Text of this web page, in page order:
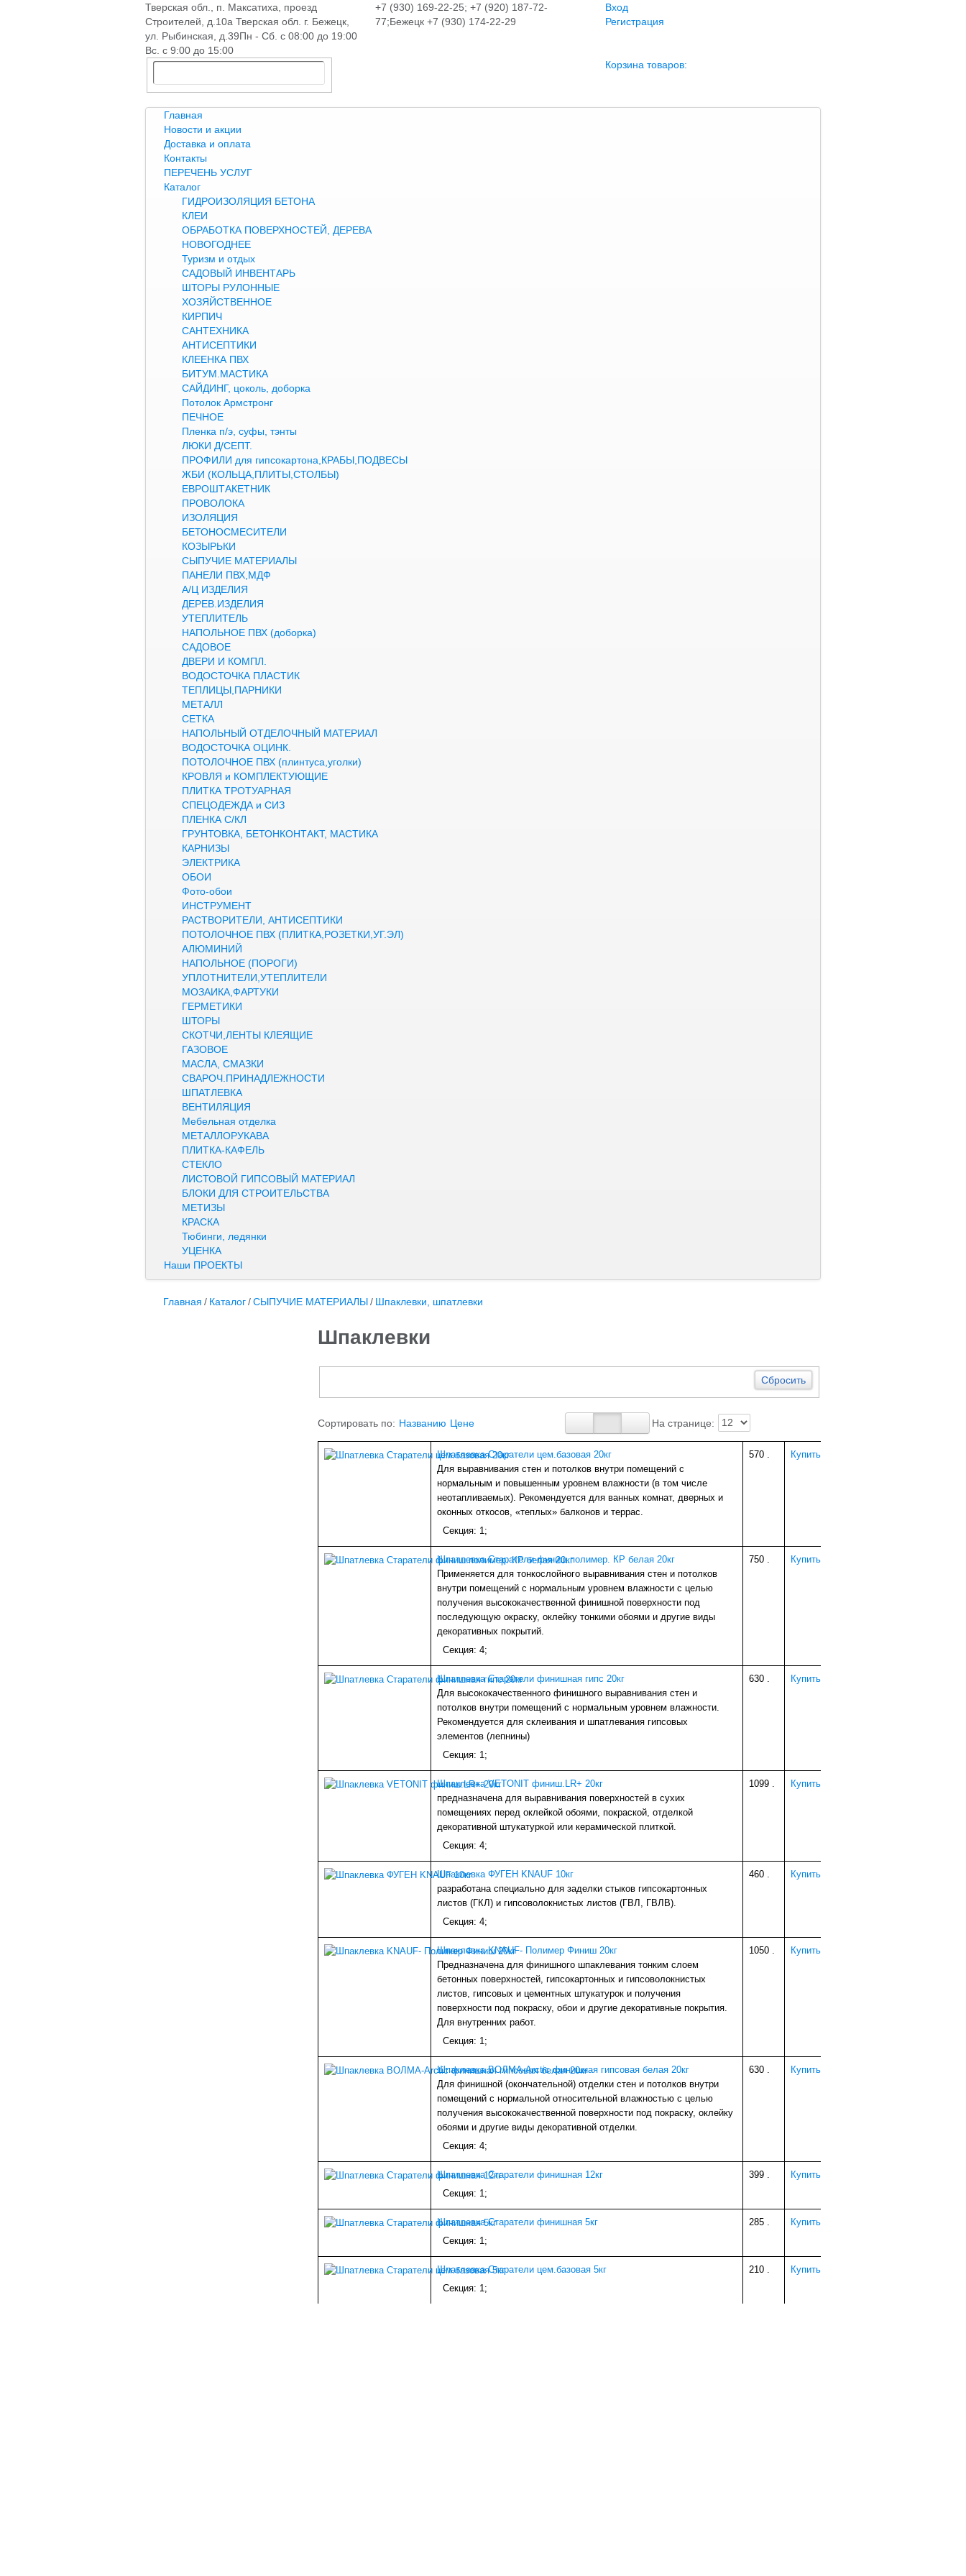
Тверская обл., п. Максатиха, проезд
Строителей, д.10а Тверская обл. г. Бежецк,
ул. Рыбинская, д.39Пн - Сб. с 08:00 до 19:00
Вс. с 9:00 до 15:00
+7 (930) 169-22-25; +7 (920) 187-72-
77;Бежецк +7 (930) 174-22-29
Вход
Регистрация
Корзина товаров:
Главная
Новости и акции
Доставка и оплата
Контакты
ПЕРЕЧЕНЬ УСЛУГ
Каталог
ГИДРОИЗОЛЯЦИЯ БЕТОНА
КЛЕИ
ОБРАБОТКА ПОВЕРХНОСТЕЙ, ДЕРЕВА
НОВОГОДНЕЕ
Туризм и отдых
САДОВЫЙ ИНВЕНТАРЬ
ШТОРЫ РУЛОННЫЕ
ХОЗЯЙСТВЕННОЕ
КИРПИЧ
САНТЕХНИКА
АНТИСЕПТИКИ
КЛЕЕНКА ПВХ
БИТУМ.МАСТИКА
САЙДИНГ, цоколь, доборка
Потолок Армстронг
ПЕЧНОЕ
Пленка п/э, суфы, тэнты
ЛЮКИ Д/СЕПТ.
ПРОФИЛИ для гипсокартона,КРАБЫ,ПОДВЕСЫ
ЖБИ (КОЛЬЦА,ПЛИТЫ,СТОЛБЫ)
ЕВРОШТАКЕТНИК
ПРОВОЛОКА
ИЗОЛЯЦИЯ
БЕТОНОСМЕСИТЕЛИ
КОЗЫРЬКИ
СЫПУЧИЕ МАТЕРИАЛЫ
ПАНЕЛИ ПВХ,МДФ
А/Ц ИЗДЕЛИЯ
ДЕРЕВ.ИЗДЕЛИЯ
УТЕПЛИТЕЛЬ
НАПОЛЬНОЕ ПВХ (доборка)
САДОВОЕ
ДВЕРИ И КОМПЛ.
ВОДОСТОЧКА ПЛАСТИК
ТЕПЛИЦЫ,ПАРНИКИ
МЕТАЛЛ
СЕТКА
НАПОЛЬНЫЙ ОТДЕЛОЧНЫЙ МАТЕРИАЛ
ВОДОСТОЧКА ОЦИНК.
ПОТОЛОЧНОЕ ПВХ (плинтуса,уголки)
КРОВЛЯ и КОМПЛЕКТУЮЩИЕ
ПЛИТКА ТРОТУАРНАЯ
СПЕЦОДЕЖДА и СИЗ
ПЛЕНКА С/КЛ
ГРУНТОВКА, БЕТОНКОНТАКТ, МАСТИКА
КАРНИЗЫ
ЭЛЕКТРИКА
ОБОИ
Фото-обои
ИНСТРУМЕНТ
РАСТВОРИТЕЛИ, АНТИСЕПТИКИ
ПОТОЛОЧНОЕ ПВХ (ПЛИТКА,РОЗЕТКИ,УГ.ЭЛ)
АЛЮМИНИЙ
НАПОЛЬНОЕ (ПОРОГИ)
УПЛОТНИТЕЛИ,УТЕПЛИТЕЛИ
МОЗАИКА,ФАРТУКИ
ГЕРМЕТИКИ
ШТОРЫ
СКОТЧИ,ЛЕНТЫ КЛЕЯЩИЕ
ГАЗОВОЕ
МАСЛА, СМАЗКИ
СВАРОЧ.ПРИНАДЛЕЖНОСТИ
ШПАТЛЕВКА
ВЕНТИЛЯЦИЯ
Мебельная отделка
МЕТАЛЛОРУКАВА
ПЛИТКА-КАФЕЛЬ
СТЕКЛО
ЛИСТОВОЙ ГИПСОВЫЙ МАТЕРИАЛ
БЛОКИ ДЛЯ СТРОИТЕЛЬСТВА
МЕТИЗЫ
КРАСКА
Тюбинги, ледянки
УЦЕНКА
Наши ПРОЕКТЫ
Главная / Каталог/СЫПУЧИЕ МАТЕРИАЛЫ/ Шпаклевки, шпатлевки
Шпаклевки
Сбросить
Сортировать по: Названию Цене На странице:
Шпатлевка Старатели цем.базовая 20кг
Для выравнивания стен и потолков внутри помещений с
нормальным и повышенным уровнем влажности (в том числе
неотапливаемых). Рекомендуется для ванных комнат, дверных и
оконных откосов, «теплых» балконов и террас.
Секция: 1;
570 . Купить
Шпатлевка Старатели финиш.полимер. КР белая 20кг
Применяется для тонкослойного выравнивания стен и потолков
внутри помещений с нормальным уровнем влажности с целью
получения высококачественной финишной поверхности под
последующую окраску, оклейку тонкими обоями и другие виды
декоративных покрытий.
Секция: 4;
750 . Купить
Шпатлевка Старатели финишная гипс 20кг
Для высококачественного финишного выравнивания стен и
потолков внутри помещений с нормальным уровнем влажности.
Рекомендуется для склеивания и шпатлевания гипсовых
элементов (лепнины)
Секция: 1;
630 . Купить
Шпаклевка VETONIT финиш.LR+ 20кг
предназначена для выравнивания поверхностей в сухих
помещениях перед оклейкой обоями, покраской, отделкой
декоративной штукатуркой или керамической плиткой.
Секция: 4;
1099 . Купить
Шпаклевка ФУГЕН KNAUF 10кг
разработана специально для заделки стыков гипсокартонных
листов (ГКЛ) и гипсоволокнистых листов (ГВЛ, ГВЛВ).
Секция: 4;
460 . Купить
Шпаклевка KNAUF- Полимер Финиш 20кг
Предназначена для финишного шпаклевания тонким слоем
бетонных поверхностей, гипсокартонных и гипсоволокнистых
листов, гипсовых и цементных штукатурок и получения
поверхности под покраску, обои и другие декоративные покрытия.
Для внутренних работ.
Секция: 1;
1050 . Купить
Шпаклевка ВОЛМА-Arctic финишная гипсовая белая 20кг
Для финишной (окончательной) отделки стен и потолков внутри
помещений с нормальной относительной влажностью с целью
получения высококачественной поверхности под покраску, оклейку
обоями и другие виды декоративной отделки.
Секция: 4;
630 . Купить
Шпатлевка Старатели финишная 12кг
Секция: 1;
399 . Купить
Шпатлевка Старатели финишная 5кг
Секция: 1;
285 . Купить
Шпатлевка Старатели цем.базовая 5кг
Секция: 1;
210 . Купить